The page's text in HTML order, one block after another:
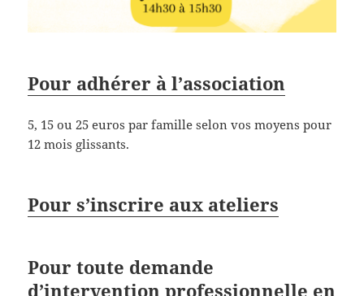
Pour adhérer à l’association
5, 15 ou 25 euros par famille selon vos moyens pour
12 mois glissants.
Pour s’inscrire aux ateliers
Pour toute demande
d’intervention professionnelle en